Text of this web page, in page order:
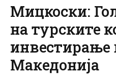
Мицкоски:
на турските
инвестирање
Македонија